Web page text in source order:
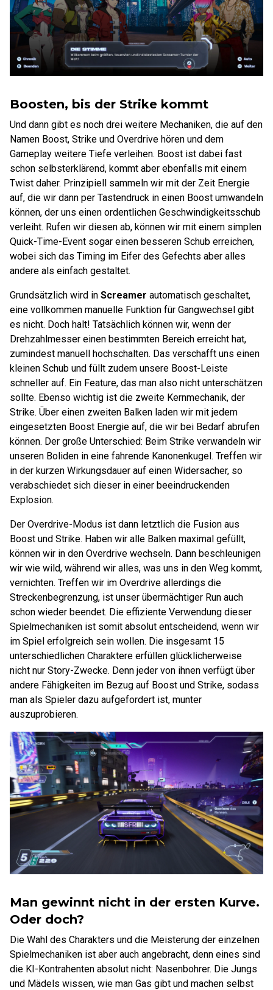
Boosten, bis der Strike kommt
Und dann gibt es noch drei weitere Mechaniken, die auf den
Namen Boost, Strike und Overdrive hören und dem
Gameplay weitere Tiefe verleihen. Boost ist dabei fast
schon selbsterklärend, kommt aber ebenfalls mit einem
Twist daher. Prinzipiell sammeln wir mit der Zeit Energie
auf, die wir dann per Tastendruck in einen Boost umwandeln
können, der uns einen ordentlichen Geschwindigkeitsschub
verleiht. Rufen wir diesen ab, können wir mit einem simplen
Quick-Time-Event sogar einen besseren Schub erreichen,
wobei sich das Timing im Eifer des Gefechts aber alles
andere als einfach gestaltet.
Grundsätzlich wird in Screamer automatisch geschaltet,
eine vollkommen manuelle Funktion für Gangwechsel gibt
es nicht. Doch halt! Tatsächlich können wir, wenn der
Drehzahlmesser einen bestimmten Bereich erreicht hat,
zumindest manuell hochschalten. Das verschafft uns einen
kleinen Schub und füllt zudem unsere Boost-Leiste
schneller auf. Ein Feature, das man also nicht unterschätzen
sollte. Ebenso wichtig ist die zweite Kernmechanik, der
Strike. Über einen zweiten Balken laden wir mit jedem
eingesetzten Boost Energie auf, die wir bei Bedarf abrufen
können. Der große Unterschied: Beim Strike verwandeln wir
unseren Boliden in eine fahrende Kanonenkugel. Treffen wir
in der kurzen Wirkungsdauer auf einen Widersacher, so
verabschiedet sich dieser in einer beeindruckenden
Explosion.
Der Overdrive-Modus ist dann letztlich die Fusion aus
Boost und Strike. Haben wir alle Balken maximal gefüllt,
können wir in den Overdrive wechseln. Dann beschleunigen
wir wie wild, während wir alles, was uns in den Weg kommt,
vernichten. Treffen wir im Overdrive allerdings die
Streckenbegrenzung, ist unser übermächtiger Run auch
schon wieder beendet. Die effiziente Verwendung dieser
Spielmechaniken ist somit absolut entscheidend, wenn wir
im Spiel erfolgreich sein wollen. Die insgesamt 15
unterschiedlichen Charaktere erfüllen glücklicherweise
nicht nur Story-Zwecke. Denn jeder von ihnen verfügt über
andere Fähigkeiten im Bezug auf Boost und Strike, sodass
man als Spieler dazu aufgefordert ist, munter
auszuprobieren.
Man gewinnt nicht in der ersten Kurve.
Oder doch?
Die Wahl des Charakters und die Meisterung der einzelnen
Spielmechaniken ist aber auch angebracht, denn eines sind
die KI-Kontrahenten absolut nicht: Nasenbohrer. Die Jungs
und Mädels wissen, wie man Gas gibt und machen selbst